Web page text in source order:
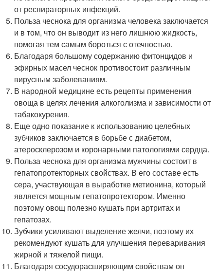
от респираторных инфекций.
Польза чеснока для организма человека заключается
и в том, что он выводит из него лишнюю жидкость,
помогая тем самым бороться с отечностью.
Благодаря большому содержанию фитонцидов и
эфирных масел чеснок противостоит различным
вирусным заболеваниям.
В народной медицине есть рецепты применения
овоща в целях лечения алкоголизма и зависимости от
табакокурения.
Еще одно показание к использованию целебных
зубчиков заключается в борьбе с диабетом,
атеросклерозом и коронарными патологиями сердца.
Польза чеснока для организма мужчины состоит в
гепатопротекторных свойствах. В его составе есть
сера, участвующая в выработке метионина, который
является мощным гепатопротектором. Именно
поэтому овощ полезно кушать при артритах и
гепатозах.
Зубчики усиливают выделение желчи, поэтому их
рекомендуют кушать для улучшения переваривания
жирной и тяжелой пищи.
Благодаря сосудорасширяющим свойствам он